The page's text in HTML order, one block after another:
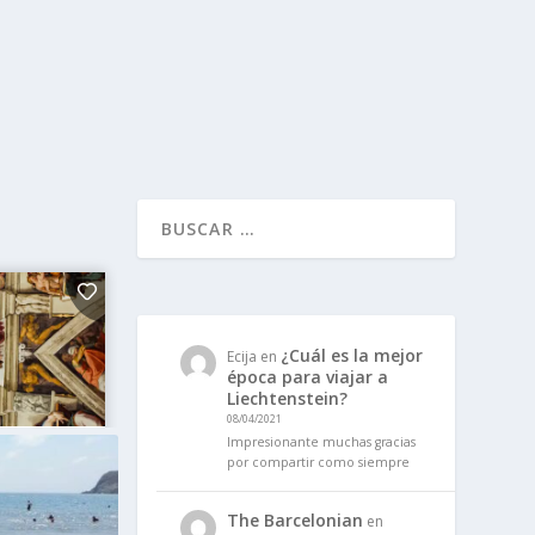
Ecija en ¿Cuál es la mejor
época para viajar a
Liechtenstein?
08/04/2021
Impresionante muchas gracias
por compartir como siempre
The Barcelonian en